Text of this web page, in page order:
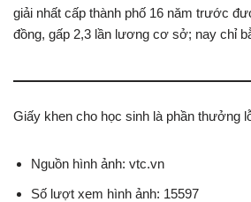
giải nhất cấp thành phố 16 năm trước
đồng, gấp 2,3 lần lương cơ sở; nay chỉ
Giấy khen cho học sinh là phần thưởng
Nguồn hình ảnh: vtc.vn
Số lượt xem hình ảnh: 15597